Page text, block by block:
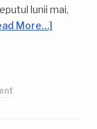
lunii mai,
More…]